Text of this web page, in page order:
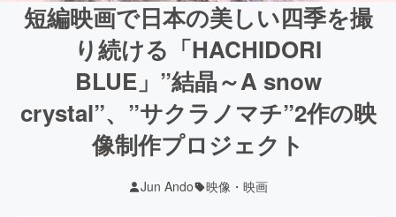
短編映画で日本の美しい四季を撮
り続ける「HACHIDORI
BLUE」”結晶～A snow
crystal”、”サクラノマチ”2作の映
像制作プロジェクト
Jun Ando 映像・映画